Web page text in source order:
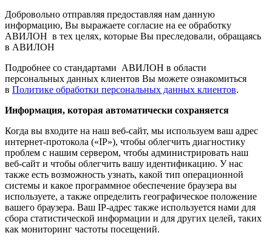
Добровольно отправляя предоставляя нам данную
информацию, Вы выражаете согласие на ее обработку
АВИЛОН в тех целях, которые Вы преследовали, обращаясь
в АВИЛОН
Подробнее со стандартами АВИЛОН в области
персональных данных клиентов Вы можете ознакомиться
в Политике обработки персональных данных клиентов.
Информация, которая автоматически сохраняется
Когда вы входите на наш веб-сайт, мы используем ваш адрес
интернет-протокола («IP»), чтобы облегчить диагностику
проблем с нашим сервером, чтобы администрировать наш
веб-сайт и чтобы облегчить вашу идентификацию. У нас
также есть возможность узнать, какой тип операционной
системы и какое программное обеспечение браузера вы
используете, а также определить географическое положение
вашего браузера. Ваш IP-адрес также используется нами для
сбора статистической информации и для других целей, таких
как мониторинг частоты посещений.